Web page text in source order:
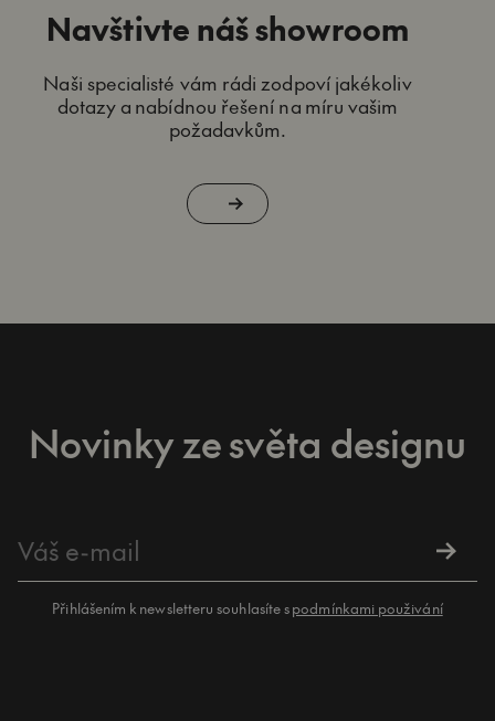
Navštivte náš showroom
Naši specialisté vám rádi zodpoví jakékoliv
dotazy a nabídnou řešení na míru vašim
požadavkům.
Novinky ze světa designu
Přihlášením k newsletteru souhlasíte spodmínkami použivání